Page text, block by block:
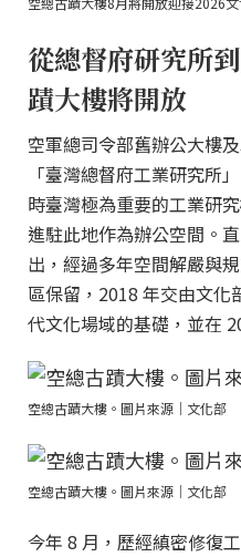
從總督府研究所
蹟大樓將開放
空軍總司令部舊辦公大樓
「臺灣總督府工業研究所
時臺灣極為重要的工業研
進駐此地作為辦公空間。
出，經過多年空間解嚴與
區保留，2018 年交由文化
代文化場域的基礎，並在
空總古蹟大樓。圖片來源｜文化部
空總古蹟大樓。圖片來源｜文化部
今年 8 月，歷經縝密修復